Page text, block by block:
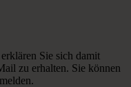
Sie sich damit
zu erhalten. Sie können